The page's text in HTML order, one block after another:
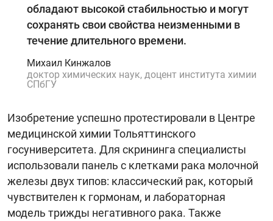
обладают высокой стабильностью и могут
сохранять свои свойства неизменными в
течение длительного времени.
Михаил Кинжалов
доктор химических наук, доцент института химии
СПбГУ
Изобретение успешно протестировали в Центре
медицинской химии Тольяттинского
госуниверситета. Для скрининга специалисты
использовали панель с клетками рака молочной
железы двух типов: классический рак, который
чувствителен к гормонам, и лабораторная
модель трижды негативного рака. Также